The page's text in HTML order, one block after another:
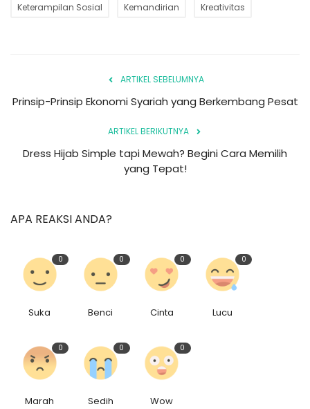
Keterampilan Sosial Kemandirian Kreativitas
ARTIKEL SEBELUMNYA
Prinsip-Prinsip Ekonomi Syariah yang Berkembang Pesat
ARTIKEL BERIKUTNYA
Dress Hijab Simple tapi Mewah? Begini Cara Memilih
yang Tepat!
APA REAKSI ANDA?
0
Suka
0
Benci
0
Cinta
0
Lucu
0
Marah
0
Sedih
0
Wow